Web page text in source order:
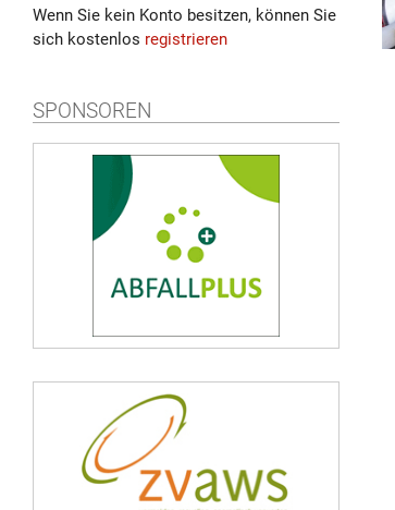
Wenn Sie kein Konto besitzen, können Sie
sich kostenlos registrieren
SPONSOREN